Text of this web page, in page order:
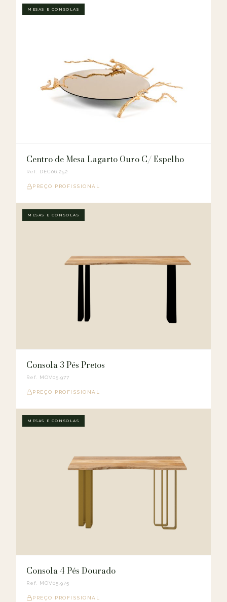
MESAS E CONSOLAS
Centro de Mesa Lagarto Ouro C/ Espelho
Ref. DEC06.252
PREÇO PROFISSIONAL
MESAS E CONSOLAS
Consola 3 Pés Pretos
Ref. MOV05.977
PREÇO PROFISSIONAL
MESAS E CONSOLAS
Consola 4 Pés Dourado
Ref. MOV05.975
PREÇO PROFISSIONAL